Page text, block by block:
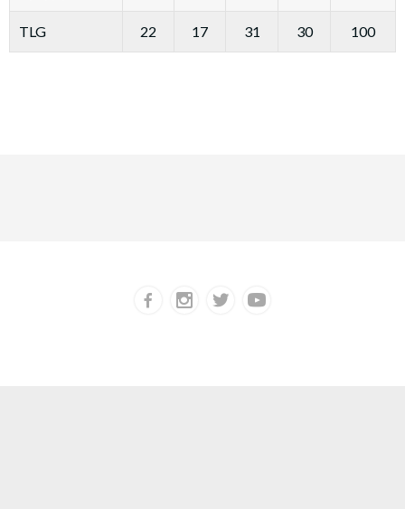
TLG 22 17 31 30 100